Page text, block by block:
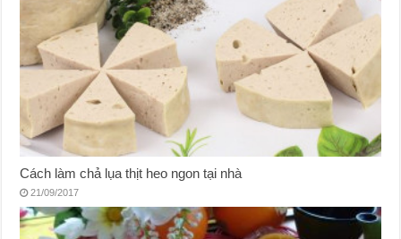
Cách làm chả lụa thịt heo ngon tại nhà
21/09/2017